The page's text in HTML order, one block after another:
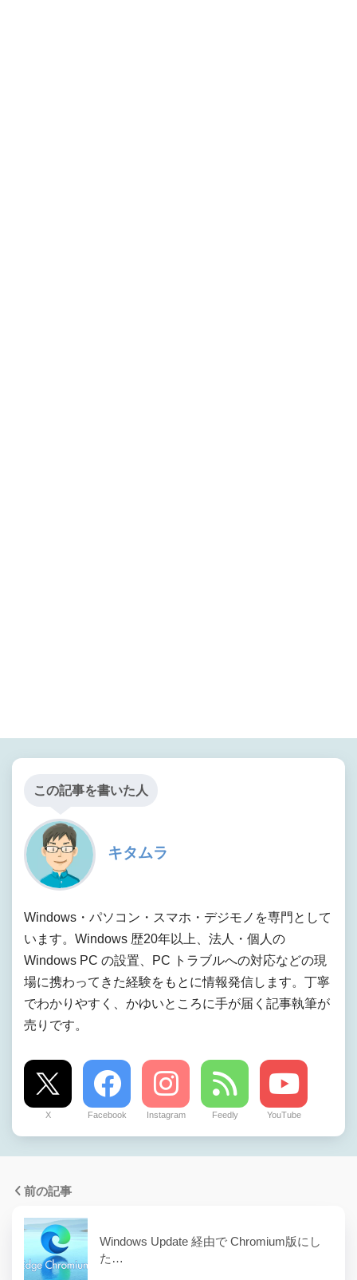
この記事を書いた人
キタムラ
Windows・パソコン・スマホ・デジモノを専門として
います。Windows 歴20年以上、法人・個人の
Windows PC の設置、PC トラブルへの対応などの現
場に携わってきた経験をもとに情報発信します。丁寧
でわかりやすく、かゆいところに手が届く記事執筆が
売りです。
X Facebook Instagram Feedly YouTube
前の記事
Windows Update 経由で Chromium版にし
た…